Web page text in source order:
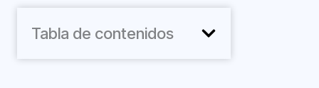
Tabla de contenidos